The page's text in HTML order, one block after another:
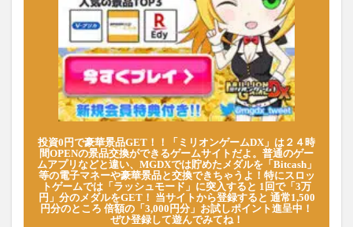
投資0円で豪華景品GET！！「ミリオンゲームDX」は２４時
間OPENの景品交換ができるゲームサイトだよ。普通のゲー
ムアプリなどと違い、MGDXでは貯めたメダルを「Bitcash」
等の電子マネーや豪華景品と交換できちゃうよ！特にスロッ
トゲームでは「ラッシュモード」に突入すると 1回で「3万
円」分のメダルをGET！ 当サイトから登録すると 通常1,500
円分のところ 倍額の「3,000円分」お試しポイント進呈中！
ぜひ登録して遊んでみてね！